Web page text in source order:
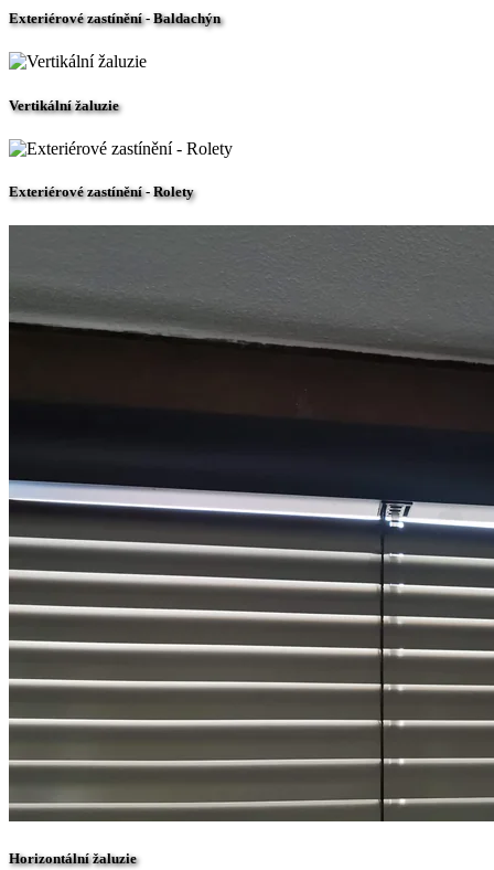
Exteriérové zastínění - Baldachýn
Vertikální žaluzie
Exteriérové zastínění - Rolety
Horizontální žaluzie